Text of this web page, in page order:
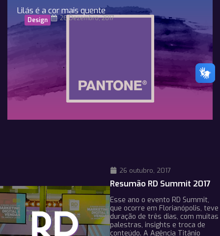
Lilás é a cor mais quente
Design 26 Dezembro, 2017
26 outubro, 2017
Resumão RD Summit 2017
Esse ano o evento RD Summit,
que ocorre em Florianópolis, teve
duração de três dias, com muitas
palestras, insights e troca de
conteúdo. A Agência Titânio